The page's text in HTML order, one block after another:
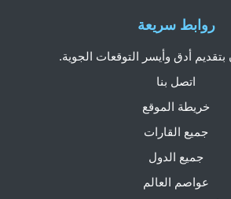
روابط سريعة
أدق وأيسر التوقعات الجوية.
اتصل بنا
خريطة الموقع
جميع القارات
جميع الدول
عواصم العالم